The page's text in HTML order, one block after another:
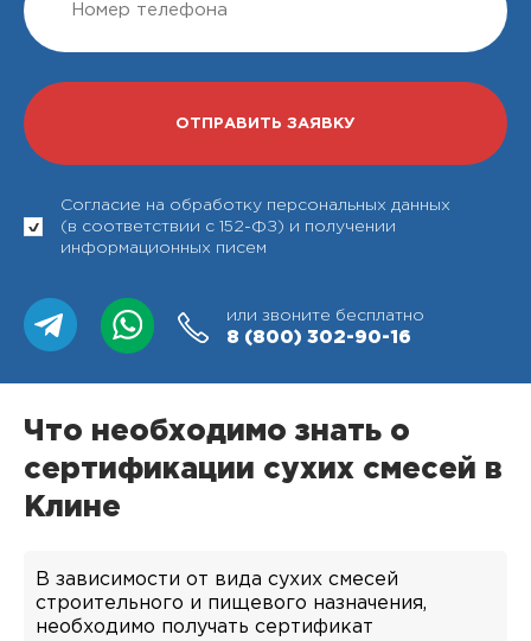
Согласие на обработку персональных данных
(в соответствии с 152-ФЗ) и получении
информационных писем
или звоните бесплатно
8 (800) 302-90-16
Что необходимо знать о
сертификации сухих смесей в
Клине
В зависимости от вида сухих смесей
строительного и пищевого назначения,
необходимо получать сертификат